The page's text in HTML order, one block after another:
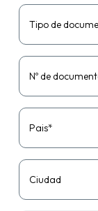
Tipo de
Nº de
Pais*
Ciudad